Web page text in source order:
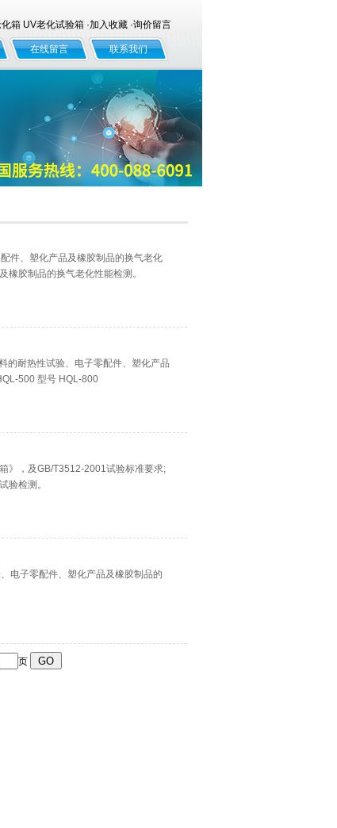
箱 UV老化试验箱 ·加入收藏·询价留言
在线留言 联系我们
件、塑化产品及橡胶制品的换气老化
胶制品的换气老化性能检测。
的耐热性试验、电子零配件、塑化产品
500 型号 HQL-800
》，及GB/T3512-2001试验标准要求;
验检测。
电子零配件、塑化产品及橡胶制品的
页